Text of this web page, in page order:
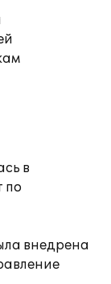
в
по
внедрена